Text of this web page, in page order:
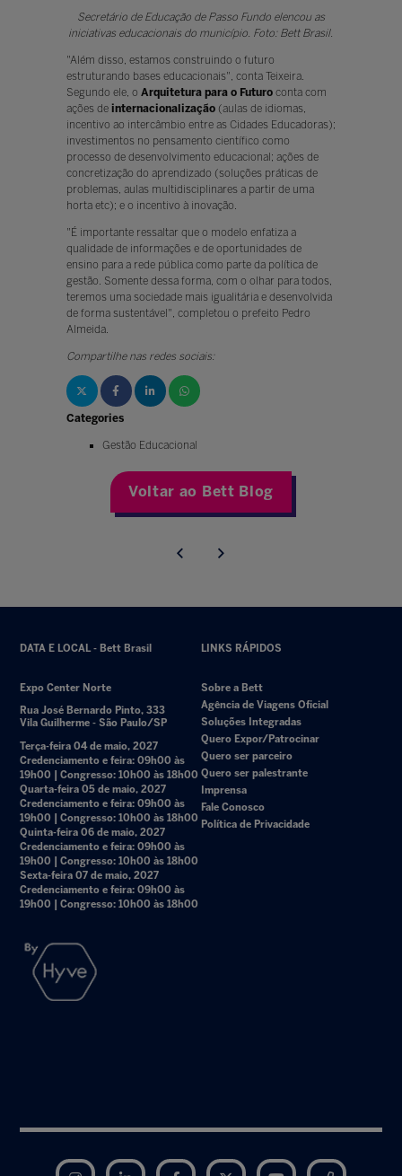
Secretário de Educação de Passo Fundo elencou as
iniciativas educacionais do município. Foto: Bett Brasil.
"Além disso, estamos construindo o futuro
estruturando bases educacionais", conta Teixeira.
Segundo ele, o Arquitetura para o Futuroconta com
ações deinternacionalização (aulas de idiomas,
incentivo ao intercâmbio entre as Cidades Educadoras);
investimentos no pensamento científico como
processo de desenvolvimento educacional; ações de
concretização do aprendizado (soluções práticas de
problemas, aulas multidisciplinares a partir de uma
horta etc); e o incentivo à inovação.
"É importante ressaltar que o modelo enfatiza a
qualidade de informações e de oportunidades de
ensino para a rede pública como parte da política de
gestão. Somente dessa forma, com o olhar para todos,
teremos uma sociedade mais igualitária e desenvolvida
de forma sustentável", completou o prefeito Pedro
Almeida.
Compartilhe nas redes sociais:
Categories
Gestão Educacional
Voltar ao Bett Blog
DATA E LOCAL - Bett Brasil
Expo Center Norte
Rua José Bernardo Pinto, 333
Vila Guilherme - São Paulo/SP
Terça-feira 04 de maio, 2027
Credenciamento e feira: 09h00 às
19h00 | Congresso: 10h00 às 18h00
Quarta-feira 05 de maio, 2027
Credenciamento e feira: 09h00 às
19h00 | Congresso: 10h00 às 18h00
Quinta-feira 06 de maio, 2027
Credenciamento e feira: 09h00 às
19h00 | Congresso: 10h00 às 18h00
Sexta-feira 07 de maio, 2027
Credenciamento e feira: 09h00 às
19h00 | Congresso: 10h00 às 18h00
LINKS RÁPIDOS
Sobre a Bett
Agência de Viagens Oficial
Soluções Integradas
Quero Expor/Patrocinar
Quero ser parceiro
Quero ser palestrante
Imprensa
Fale Conosco
Política de Privacidade